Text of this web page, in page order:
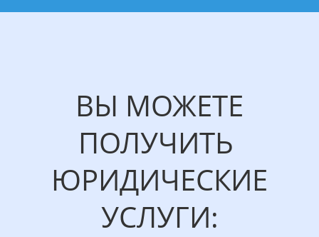
ВЫ МОЖЕТЕ
ПОЛУЧИТЬ
ЮРИДИЧЕСКИЕ
УСЛУГИ: